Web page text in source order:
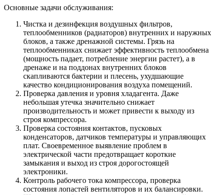
Основные задачи обслуживания:
Чистка и дезинфекция воздушных фильтров,
теплообменников (радиаторов) внутренних и наружных
блоков, а также дренажной системы. Грязь на
теплообменниках снижает эффективность теплообмена
(мощность падает, потребление энергии растет), а в
дренаже и на поддонах внутренних блоков
скапливаются бактерии и плесень, ухудшающие
качество кондиционирования воздуха помещений.
Проверка давления и уровня хладагента. Даже
небольшая утечка значительно снижает
производительность и может привести к выходу из
строя компрессора.
Проверка состояния контактов, пусковых
конденсаторов, датчиков температуры и управляющих
плат. Своевременное выявление проблем в
электрической части предотвращает короткие
замыкания и выход из строя дорогостоящей
электроники.
Контроль рабочего тока компрессора, проверка
состояния лопастей вентиляторов и их балансировки.